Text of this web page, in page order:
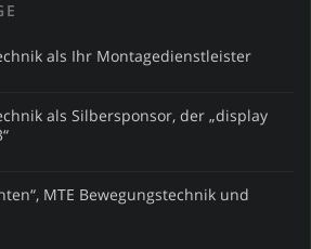
als Ihr Montagedienstleister
als Silbersponsor, der „display
MTE Bewegungstechnik und